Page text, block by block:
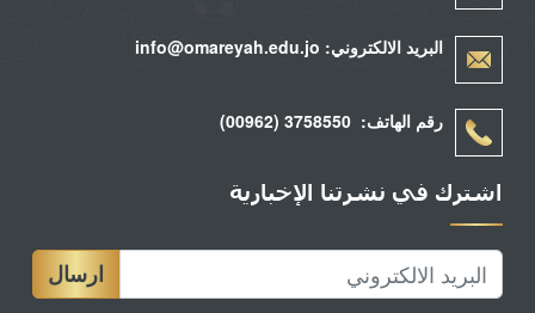
البريد الالكتروني: info@omareyah.edu.jo
رقم الهاتف: 3758550 (00962)
اشترك في نشرتنا الإخبارية
ارسال